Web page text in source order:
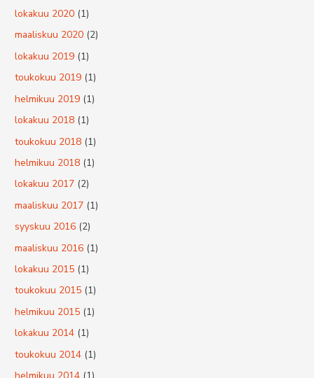
lokakuu 2020 (1)
maaliskuu 2020 (2)
lokakuu 2019 (1)
toukokuu 2019 (1)
helmikuu 2019 (1)
lokakuu 2018 (1)
toukokuu 2018 (1)
helmikuu 2018 (1)
lokakuu 2017 (2)
maaliskuu 2017 (1)
syyskuu 2016 (2)
maaliskuu 2016 (1)
lokakuu 2015 (1)
toukokuu 2015 (1)
helmikuu 2015 (1)
lokakuu 2014 (1)
toukokuu 2014 (1)